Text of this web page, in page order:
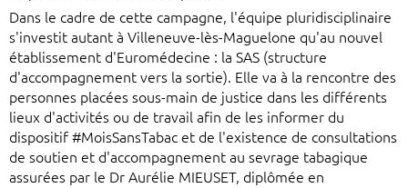
Dans le cadre de cette campagne, l'équipe pluridisciplinaire
s'investit autant à Villeneuve-lès-Maguelone qu'au nouvel
établissement d'Euromédecine : la SAS (structure
d'accompagnement vers la sortie). Elle va à la rencontre des
personnes placées sous-main de justice dans les différents
lieux d'activités ou de travail afin de les informer du
dispositif #MoisSansTabac et de l'existence de consultations
de soutien et d'accompagnement au sevrage tabagique
assurées par le Dr Aurélie MIEUSET, diplômée en